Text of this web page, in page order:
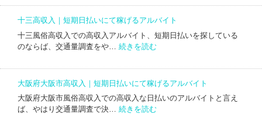
バ
イ
稼
げ
ル
バ
ト
期
日
払
い
げ
る
ア
ナ
ミ
収
短
期
日
十三高収入｜短期日払いにて稼げるアルバイト
十三風俗高収入での高収入アルバイト、短期日払いを探している
のならば、交通量調査をや… 続きを読む:
三
高
収
入
大阪府大阪市高収入｜短期日払いにて稼げるアルバイト
大阪府大阪市風俗高収入での高収入な日払いのアルバイトと言え
ば、やはり交通量調査で決… 続きを読む: